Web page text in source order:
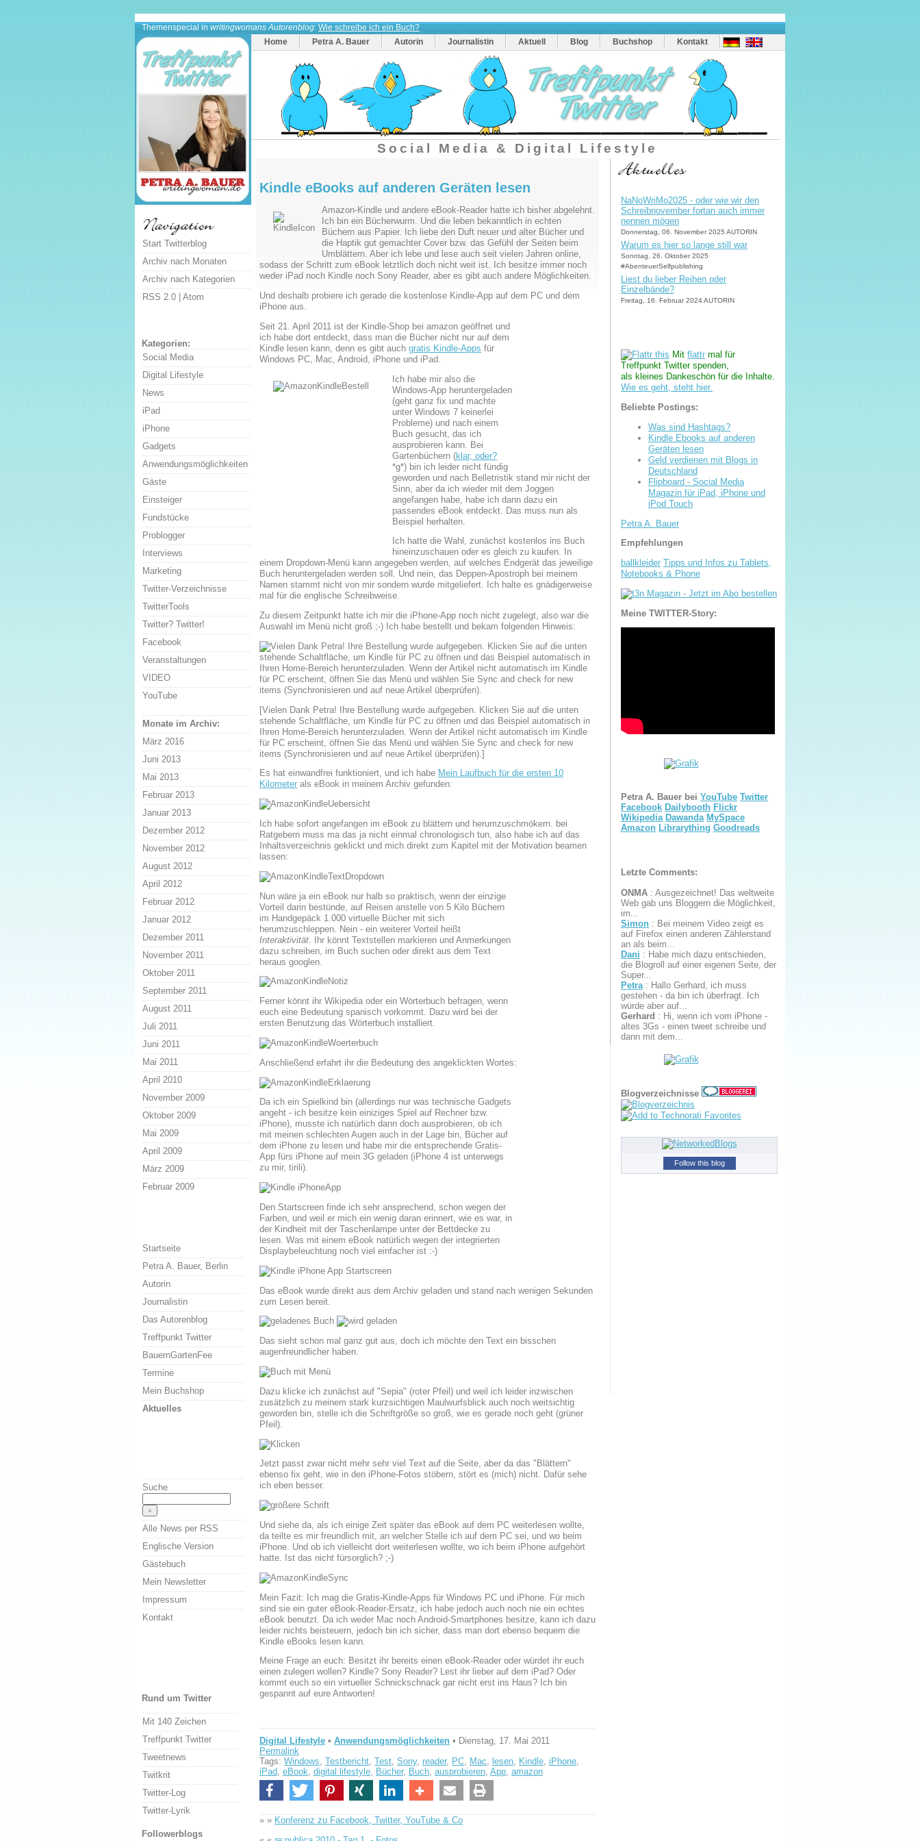
Themenspecial in writingwomans Autorenblog: Wie schreibe ich ein Buch?
Home
Petra A. Bauer Autorin Journalistin Aktuell Blog Buchshop Kontakt
Social Media & Digital Lifestyle
Kindle eBooks auf anderen Geräten lesen
Amazon-Kindle und andere eBook-Reader hatte ich bisher abgelehnt.
Ich bin ein Bücherwurm. Und die leben bekanntlich in echten
Büchern aus Papier. Ich liebe den Duft neuer und alter Bücher und
die Haptik gut gemachter Cover bzw. das Gefühl der Seiten beim
Umblättern. Aber ich lebe und lese auch seit vielen Jahren online,
sodass der Schritt zum eBook letztlich doch nicht weit ist. Ich besitze immer noch
weder iPad noch Kindle noch Sony Reader, aber es gibt auch andere Möglichkeiten.
Und deshalb probiere ich gerade die kostenlose Kindle-App auf dem PC und dem
iPhone aus.
Seit 21. April 2011 ist der Kindle-Shop bei amazon geöffnet und
ich habe dort entdeckt, dass man die Bücher nicht nur auf dem
Kindle lesen kann, denn es gibt auch gratis Kindle-Apps für
Windows PC, Mac, Android, iPhone und iPad.
Ich habe mir also die
Windows-App heruntergeladen
(geht ganz fix und machte
unter Windows 7 keinerlei
Probleme) und nach einem
Buch gesucht, das ich
ausprobieren kann. Bei
Gartenbüchern (klar, oder?
*g*) bin ich leider nicht fündig
geworden und nach Belletristik stand mir nicht der
Sinn, aber da ich wieder mit dem Joggen
angefangen habe, habe ich dann dazu ein
passendes eBook entdeckt. Das muss nun als
Beispiel herhalten.
Ich hatte die Wahl, zunächst kostenlos ins Buch
hineinzuschauen oder es gleich zu kaufen. In
einem Dropdown-Menü kann angegeben werden, auf welches Endgerät das jeweilige
Buch heruntergeladen werden soll. Und nein, das Deppen-Apostroph bei meinem
Namen stammt nicht von mir sondern wurde mitgeliefert. Ich halte es gnädigerweise
mal für die englische Schreibweise.
Zu diesem Zeitpunkt hatte ich mir die iPhone-App noch nicht zugelegt, also war die
Auswahl im Menü nicht groß ;-) Ich habe bestellt und bekam folgenden Hinweis:
[Vielen Dank Petra! Ihre Bestellung wurde aufgegeben. Klicken Sie auf die unten
stehende Schaltfläche, um Kindle für PC zu öffnen und das Beispiel automatisch in
Ihren Home-Bereich herunterzuladen. Wenn der Artikel nicht automatisch im Kindle
für PC erscheint, öffnen Sie das Menü und wählen Sie Sync and check for new
items (Synchronisieren und auf neue Artikel überprüfen).]
Es hat einwandfrei funktioniert, und ich habe Mein Laufbuch für die ersten 10
Kilometer als eBook in meinem Archiv gefunden:
Ich habe sofort angefangen im eBook zu blättern und herumzuschmökern. bei
Ratgebern muss ma das ja nicht einmal chronologisch tun, also habe ich auf das
Inhaltsverzeichnis geklickt und mich direkt zum Kapitel mit der Motivation beamen
lassen:
Nun wäre ja ein eBook nur halb so praktisch, wenn der einzige
Vorteil darin bestünde, auf Reisen anstelle von 5 Kilo Büchern
im Handgepäck 1.000 virtuelle Bücher mit sich
herumzuschleppen. Nein - ein weiterer Vorteil heißt
Interaktivität . Ihr könnt Textstellen markieren und Anmerkungen
dazu schreiben, im Buch suchen oder direkt aus dem Text
heraus googlen.
Ferner könnt ihr Wikipedia oder ein Wörterbuch befragen, wenn
euch eine Bedeutung spanisch vorkommt. Dazu wird bei der
ersten Benutzung das Wörterbuch installiert.
Anschließend erfahrt ihr die Bedeutung des angeklickten Wortes:
Da ich ein Spielkind bin (allerdings nur was technische Gadgets
angeht - ich besitze kein einiziges Spiel auf Rechner bzw.
iPhone), musste ich natürlich dann doch ausprobieren, ob ich
mit meinen schlechten Augen auch in der Lage bin, Bücher auf
dem iPhone zu lesen und habe mir die entsprechende Gratis-
App fürs iPhone auf mein 3G geladen (iPhone 4 ist unterwegs
zu mir, tirili).
Den Startscreen finde ich sehr ansprechend, schon wegen der
Farben, und weil er mich ein wenig daran erinnert, wie es war, in
der Kindheit mit der Taschenlampe unter der Bettdecke zu
lesen. Was mit einem eBook natürlich wegen der integrierten
Displaybeleuchtung noch viel einfacher ist :-)
Das eBook wurde direkt aus dem Archiv geladen und stand nach wenigen Sekunden
zum Lesen bereit.
Das sieht schon mal ganz gut aus, doch ich möchte den Text ein bisschen
augenfreundlicher haben.
Dazu klicke ich zunächst auf "Sepia" (roter Pfeil) und weil ich leider inzwischen
zusätzlich zu meinem stark kurzsichtigen Maulwurfsblick auch noch weitsichtig
geworden bin, stelle ich die Schriftgröße so groß, wie es gerade noch geht (grüner
Pfeil).
Jetzt passt zwar nicht mehr sehr viel Text auf die Seite, aber da das "Blättern"
ebenso fix geht, wie in den iPhone-Fotos stöbern, stört es (mich) nicht. Dafür sehe
ich eben besser.
Und siehe da, als ich einige Zeit später das eBook auf dem PC weiterlesen wollte,
da teilte es mir freundlich mit, an welcher Stelle ich auf dem PC sei, und wo beim
iPhone. Und ob ich vielleicht dort weiterlesen wollte, wo ich beim iPhone aufgehört
hatte. Ist das nicht fürsorglich? ;-)
Mein Fazit: Ich mag die Gratis-Kindle-Apps für Windows PC und iPhone. Für mich
sind sie ein guter eBook-Reader-Ersatz, ich habe jedoch auch noch nie ein echtes
eBook benutzt. Da ich weder Mac noch Android-Smartphones besitze, kann ich dazu
leider nichts beisteuern, jedoch bin ich sicher, dass man dort ebenso bequem die
Kindle eBooks lesen kann.
Meine Frage an euch: Besitzt ihr bereits einen eBook-Reader oder würdet ihr euch
einen zulegen wollen? Kindle? Sony Reader? Lest ihr lieber auf dem iPad? Oder
kommt euch so ein virtueller Schnickschnack gar nicht erst ins Haus? Ich bin
gespannt auf eure Antworten!
Digital Lifestyle • Anwendungsmöglichkeiten • Dienstag, 17. Mai 2011
Permalink
Tags: Windows, Testbericht, Test, Sony, reader, PC, Mac, lesen, Kindle, iPhone,
iPad, eBook, digital lifestyle, Bücher, Buch, ausprobieren, App, amazon
» » Konferenz zu Facebook, Twitter, YouTube & Co
NaNoWriMo2025 - oder wie wir den
Schreibnovember fortan auch immer
nennen mögen
Donnerstag, 06. November 2025 AUTORIN
Warum es hier so lange still war
Sonntag, 26. Oktober 2025
#AbenteuerSelfpublishing
Liest du lieber Reihen oder
Einzelbände?
Freitag, 16. Februar 2024 AUTORIN
Mit flattr mal für
Treffpunkt Twitter spenden,
als kleines Dankeschön für die Inhalte.
Wie es geht, steht hier.
Beliebte Postings:
Was sind Hashtags?
Kindle Ebooks auf anderen
Geräten lesen
Geld verdienen mit Blogs in
Deutschland
Flipboard - Social Media
Magazin für iPad, iPhone und
iPod Touch
Petra A. Bauer
Empfehlungen
ballkleider Tipps und Infos zu Tablets,
Notebooks & Phone
Meine TWITTER-Story:
Petra A. Bauer bei YouTube Twitter
Facebook Dailybooth Flickr
Wikipedia Dawanda MySpace
Amazon Librarything Goodreads
Letzte Comments:
ONMA : Ausgezeichnet! Das weltweite
Web gab uns Bloggern die Möglichkeit,
im...
Simon : Bei meinem Video zeigt es
auf Firefox einen anderen Zählerstand
an als beim...
Dani : Habe mich dazu entschieden,
die Blogroll auf einer eigenen Seite, der
Super...
Petra : Hallo Gerhard, ich muss
gestehen - da bin ich überfragt. Ich
würde aber auf...
Gerhard : Hi, wenn ich vom iPhone -
altes 3Gs - einen tweet schreibe und
dann mit dem...
Blogverzeichnisse
Follow this blog
Start Twitterblog
Archiv nach Monaten
Archiv nach Kategorien
RSS 2.0 | Atom
Kategorien:
Social Media
Digital Lifestyle
News
iPad
iPhone
Gadgets
Anwendungsmöglichkeiten
Gäste
Einsteiger
Fundstücke
Problogger
Interviews
Marketing
Twitter-Verzeichnisse
TwitterTools
Twitter? Twitter!
Facebook
Veranstaltungen
VIDEO
YouTube
Monate im Archiv:
März 2016
Juni 2013
Mai 2013
Februar 2013
Januar 2013
Dezember 2012
November 2012
August 2012
April 2012
Februar 2012
Januar 2012
Dezember 2011
November 2011
Oktober 2011
September 2011
August 2011
Juli 2011
Juni 2011
Mai 2011
April 2010
November 2009
Oktober 2009
Mai 2009
April 2009
März 2009
Februar 2009
Startseite
Petra A. Bauer, Berlin
Autorin
Journalistin
Das Autorenblog
Treffpunkt Twitter
BauernGartenFee
Termine
Mein Buchshop
Aktuelles
Suche
Alle News per RSS
Englische Version
Gästebuch
Mein Newsletter
Impressum
Kontakt
Rund um Twitter
Mit 140 Zeichen
Treffpunkt Twitter
Tweetnews
Twitkrit
Twitter-Log
Twitter-Lyrik
Followerblogs